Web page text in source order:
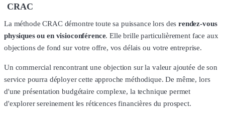
CRAC
La méthode CRAC démontre toute sa puissance lors desrendez-vous
physiques ou en visioconférence. Elle brille particulièrement face aux
objections de fond sur votre offre, vos délais ou votre entreprise.
Un commercial rencontrant une objection sur la valeur ajoutée de son
service pourra déployer cette approche méthodique. De même, lors
d'une présentation budgétaire complexe, la technique permet
d'explorer sereinement les réticences financières du prospect.